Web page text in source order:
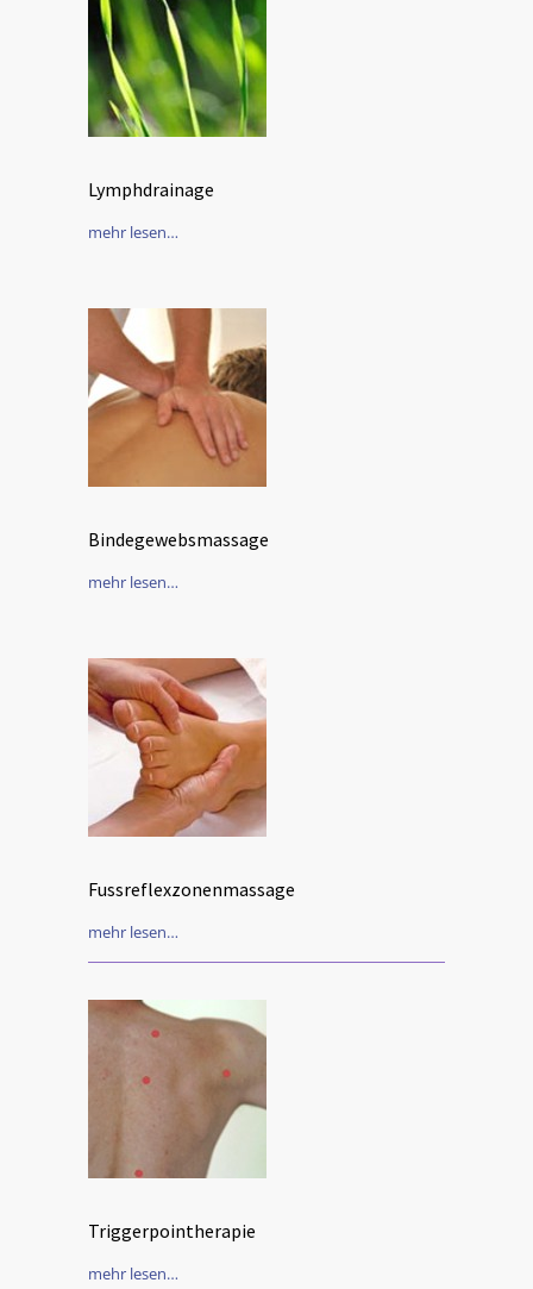
Lymphdrainage
mehr lesen…
Bindegewebsmassage
mehr lesen…
Fussreflexzonenmassage
mehr lesen…
Triggerpointherapie
mehr lesen…